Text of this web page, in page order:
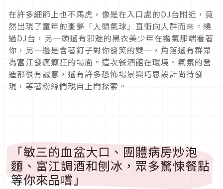
在許多細節上也不馬虎，像是在入口處的DJ台附近，竟
然出現了童年的噩夢「人頭氣球」直衝向人群而來。繞
過DJ台，另一頭還有邪魅的黑衣美少年在霧氣那端看著
你，另一邊是含著釘子對你發笑的雙一，角落還有群眾
為富江發瘋癲狂的場面。這次餐酒館在環境、氣氛的營
造都很有誠意，還有許多恐怖場景與巧思設計尚待發
現，等著粉絲們親自上門探索。
「敏三的血盆大口、團體病房炒泡
麵、富江調酒和刨冰，眾多驚悚餐點
等你來品嚐」